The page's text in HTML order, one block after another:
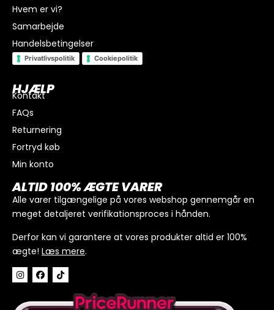
I alt
Køb for300kr. mere for gratis fragt
Hvem er vi?
Samarbejde
Handelsbetingelser
Privatlivspolitik Cookiepolitik
HJÆLP
Kontakt
FAQs
Returnering
Fortryd køb
Min konto
ALTID 100% ÆGTE VARER
Alle varer tilgængelige på vores webshop gennemgår en
meget detaljeret verifikationsproces i hånden.
Derfor kan vi garantere at vores produkter altid er 100%
ægte! Læs mere.